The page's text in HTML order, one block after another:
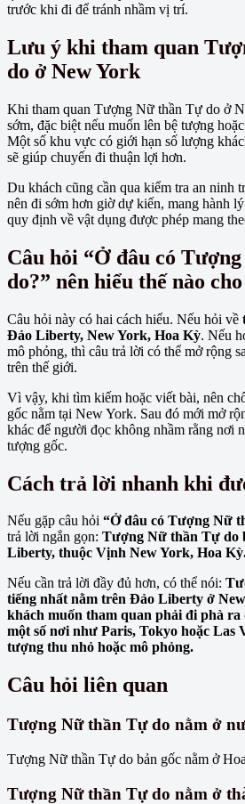
trước khi đi để tránh nhầm vị trí.
Lưu ý khi tham quan
do ở New York
Khi tham quan Tượng Nữ thần Tự do ở
sớm, đặc biệt nếu muốn lên bệ tượng
Một số khu vực có giới hạn số lượng
sẽ giúp chuyến đi thuận lợi hơn.
Du khách cũng cần qua kiểm tra an ninh
nên đi sớm hơn giờ dự kiến, mang hành
quy định về vật dụng được phép mang
Câu hỏi “Ở đâu có
do?” nên hiểu thế nào
Câu hỏi này có hai cách hiểu. Nếu hỏi về
Đảo Liberty, New York, Hoa Kỳ. Nếu
mô phỏng, thì câu trả lời có thể mở rộng
trên thế giới.
Vì vậy, khi tìm kiếm hoặc viết bài, nên
gốc nằm tại New York. Sau đó mới mở
khác để người đọc không nhầm rằng nơi
tượng gốc.
Cách trả lời nhanh khi
Nếu gặp câu hỏi “Ở đâu có Tượng Nữ
trả lời ngắn gọn: Tượng Nữ thần Tự do
Liberty, thuộc Vịnh New York, Hoa
Nếu cần trả lời đầy đủ hơn, có thể nói:
tiếng nhất nằm trên Đảo Liberty ở
khách muốn tham quan phải đi phà ra
một số nơi như Paris, Tokyo hoặc Las
tượng thu nhỏ hoặc mô phỏng.
Câu hỏi liên quan
Tượng Nữ thần Tự do nằm ở
Tượng Nữ thần Tự do bản gốc nằm ở
Tượng Nữ thần Tự do nằm ở